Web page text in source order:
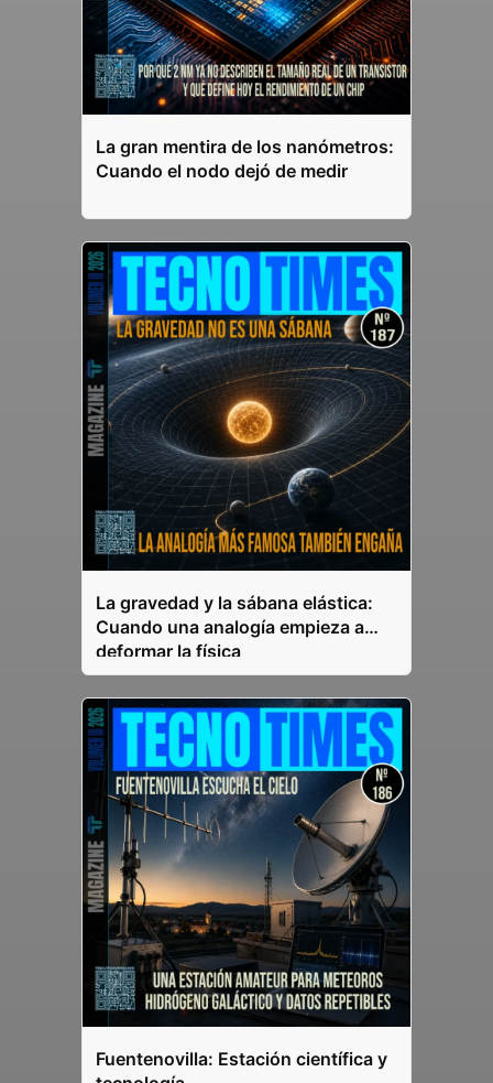
La gran mentira de los nanómetros:
Cuando el nodo dejó de medir
La gravedad y la sábana elástica:
Cuando una analogía empieza a
deformar la física
Fuentenovilla: Estación científica y